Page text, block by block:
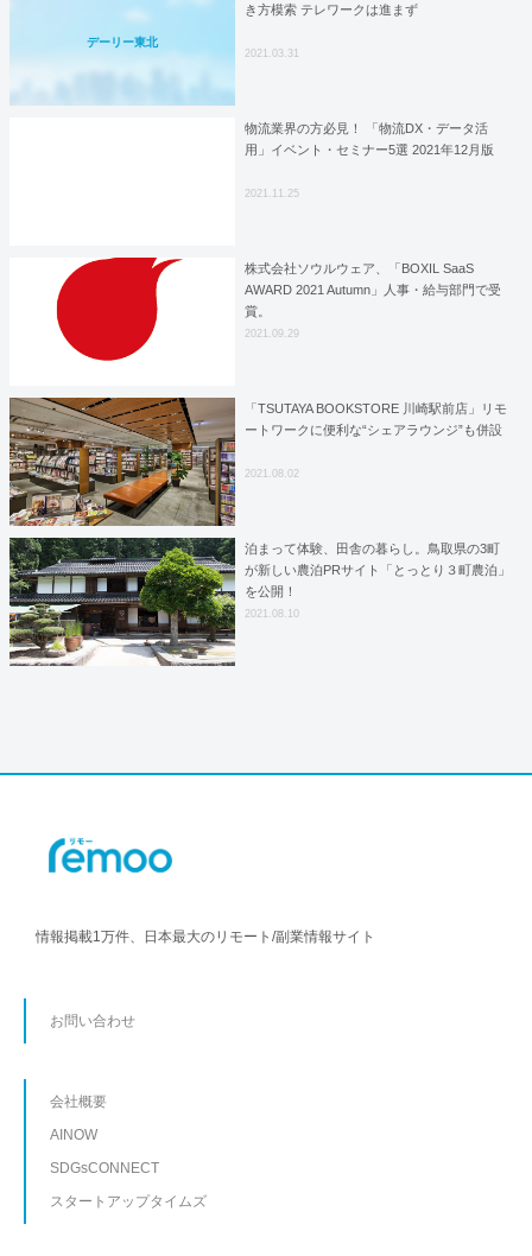
デーリー東北
き方模索 テレワークは進まず
2021.03.31
物流業界の方必見！ 「物流DX・データ活
用」イベント・セミナー5選 2021年12月版
2021.11.25
株式会社ソウルウェア、「BOXIL SaaS
AWARD 2021 Autumn」人事・給与部門で受
賞。
2021.09.29
「TSUTAYA BOOKSTORE 川崎駅前店」リモ
ートワークに便利な“シェアラウンジ”も併設
2021.08.02
泊まって体験、田舎の暮らし。鳥取県の3町
が新しい農泊PRサイト「とっとり３町農泊」
を公開！
2021.08.10
情報掲載1万件、日本最大のリモート/副業情報サイト
お問い合わせ
会社概要
AINOW
SDGsCONNECT
スタートアップタイムズ